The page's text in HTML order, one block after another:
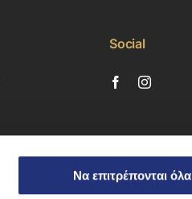
Να επιτρέπονται όλα
Social